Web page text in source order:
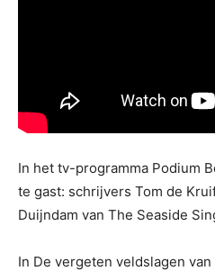
In het tv-programma Podium
te gast: schrijvers Tom de
Duijndam van The Seaside
In De vergeten veldslagen